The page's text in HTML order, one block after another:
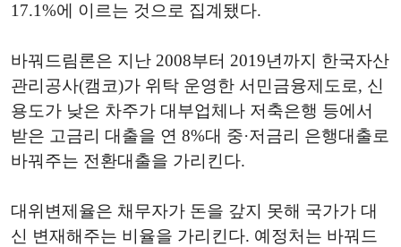
17.1%에 이르는 것으로 집계됐다.
바꿔드림론은 지난 2008부터 2019년까지 한국자산
관리공사(캠코)가 위탁 운영한 서민금융제도로, 신
용도가 낮은 차주가 대부업체나 저축은행 등에서
받은 고금리 대출을 연 8%대 중·저금리 은행대출로
바꿔주는 전환대출을 가리킨다.
대위변제율은 채무자가 돈을 갚지 못해 국가가 대
신 변재해주는 비율을 가리킨다. 예정처는 바꿔드